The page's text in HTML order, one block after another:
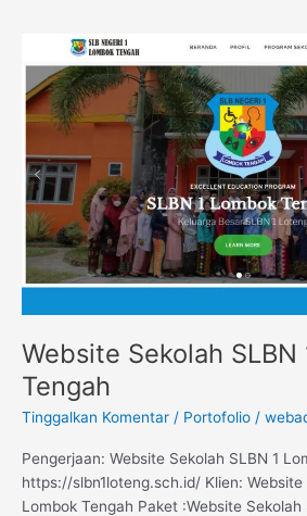
Website Sekolah SLBN
Tengah
Tinggalkan Komentar / Portofolio /
Pengerjaan: Website Sekolah SLBN 1
https://slbn1loteng.sch.id/ Klien: Website
Lombok Tengah Paket :Website Sekolah
Website
Sekolah
SLBN
1
Lombok
Tengah